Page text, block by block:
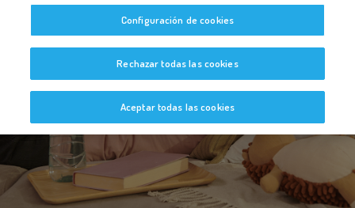
accesibilidad.Bebé a Bordo
Configuración de cookies
Rechazar todas las cookies
Aceptar todas las cookies